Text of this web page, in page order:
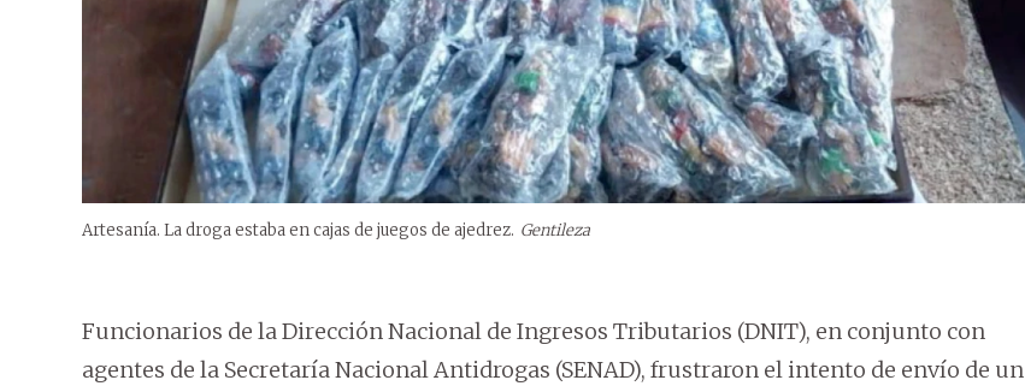
Artesanía. La droga estaba en cajas de juegos de ajedrez. Gentileza
Funcionarios de la Dirección Nacional de Ingresos Tributarios (DNIT), en conjunto con
agentes de la Secretaría Nacional Antidrogas (SENAD), frustraron el intento de envío de un